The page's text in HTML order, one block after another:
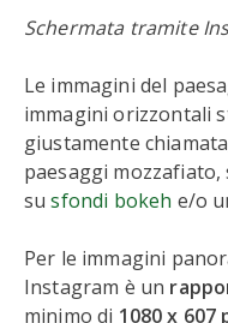
Schermata tramite
Le immagini del
immagini orizzontali
giustamente
paesaggi mozzafiato,
susfondi bokeh e/o
Per le immagini
Instagram è un
minimo di 1080 x 607